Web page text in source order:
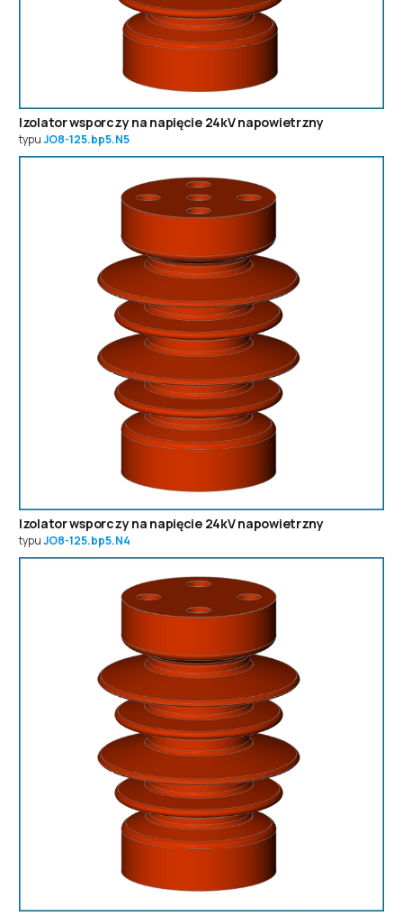
Izolator wsporczy na napięcie 24kV napowietrzny
typuJO8-125.bp5.N5
Izolator wsporczy na napięcie 24kV napowietrzny
typuJO8-125.bp5.N4